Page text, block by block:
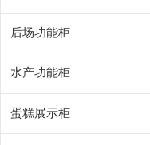
后场功能柜
水产功能柜
蛋糕展示柜